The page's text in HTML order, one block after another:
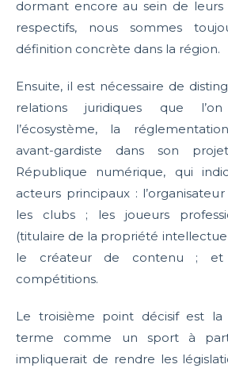
dormant encore au sein de leurs
respectifs, nous sommes
définition concrète dans la région.
Ensuite, il est nécessaire de
relations juridiques que
l’écosystème, la
avant-gardiste dans son
République numérique, qui
acteurs principaux :
les clubs ; les joueurs
(titulaire de la propriété
le créateur de contenu ; et
compétitions.
Le troisième point décisif est la
terme comme un sport à
impliquerait de rendre les